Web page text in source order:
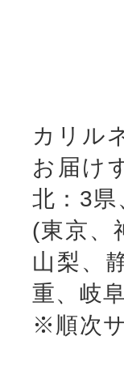
カリル
お届け
北：3県
(東京、
山梨、
重、岐
※順次